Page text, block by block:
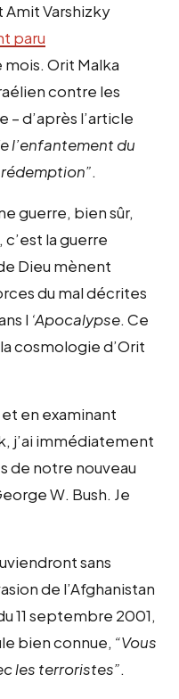
Amit Varshizky
paru
Orit Malka
contre les
– d’après l’article
l’enfantement du
.
guerre, bien sûr,
la guerre
Dieu mènent
du mal décrites
l ‘Apocalypse. Ce
cosmologie d’Orit
et en examinant
j’ai immédiatement
de notre nouveau
W. Bush. Je
sans
de l’Afghanistan
11 septembre 2001,
bien connue, “Vous
les terroristes”.